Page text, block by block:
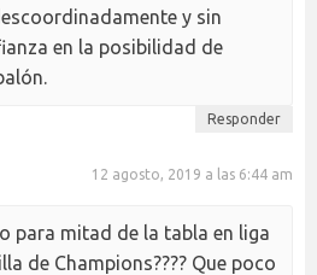
y sin
en la posibilidad de
Responder
12 agosto, 2019 a las 6:44 am
para mitad de la tabla en liga
de Champions???? Que poco